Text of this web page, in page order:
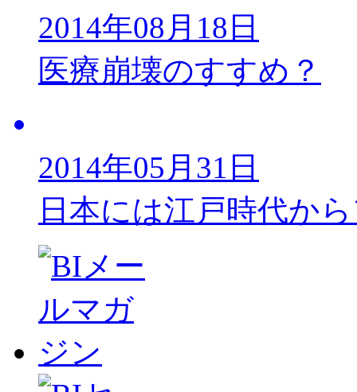
2014年08月18日
医療崩壊のすすめ？
2014年05月31日
日本には江戸時代か